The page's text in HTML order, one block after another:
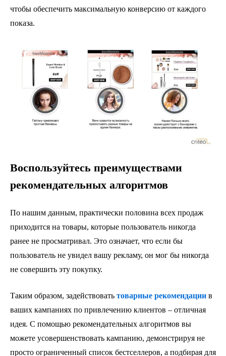
чтобы обеспечить максимальную конверсию от каждого
показа.
Воспользуйтесь преимуществами
рекомендательных алгоритмов
По нашим данным, практически половина всех продаж
приходится на товары, которые пользователь никогда
ранее не просматривал. Это означает, что если бы
пользователь не увидел вашу рекламу, он мог бы никогда
не совершить эту покупку.
Таким образом, задействовать товарные рекомендации в
ваших кампаниях по привлечению клиентов – отличная
идея. С помощью рекомендательных алгоритмов вы
можете усовершенствовать кампанию, демонстрируя не
просто ограниченный список бестселлеров, а подбирая для